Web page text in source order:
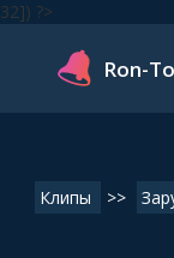
32]) ?>
Ron-
Клипы >>